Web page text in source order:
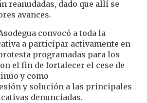
reanudadas, dado que allí se
avances.
convocó a toda la
a participar activamente en
programadas para los
el fin de fortalecer el cese de
y como
y solución a las principales
denunciadas.